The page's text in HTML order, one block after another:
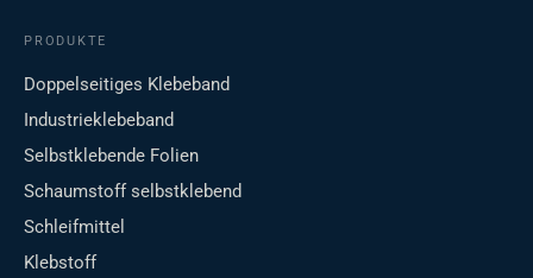
PRODUKTE
Doppelseitiges Klebeband
Industrieklebeband
Selbstklebende Folien
Schaumstoff selbstklebend
Schleifmittel
Klebstoff